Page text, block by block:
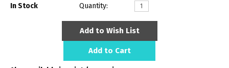
In Stock Quantity:
Add to Wish List
Add to Cart